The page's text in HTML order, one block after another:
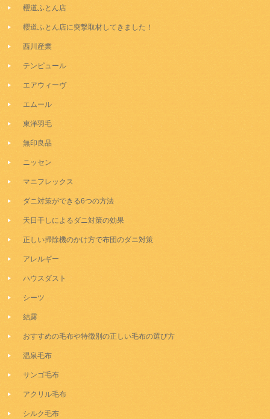
櫻道ふとん店
櫻道ふとん店に突撃取材してきました！
西川産業
テンピュール
エアウィーヴ
エムール
東洋羽毛
無印良品
ニッセン
マニフレックス
ダニ対策ができる6つの方法
天日干しによるダニ対策の効果
正しい掃除機のかけ方で布団のダニ対策
アレルギー
ハウスダスト
シーツ
結露
おすすめの毛布や特徴別の正しい毛布の選び方
温泉毛布
サンゴ毛布
アクリル毛布
シルク毛布